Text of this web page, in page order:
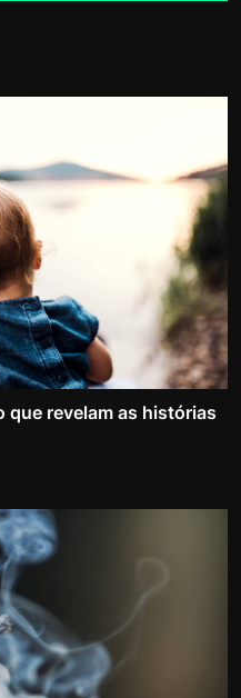
que revelam as histórias